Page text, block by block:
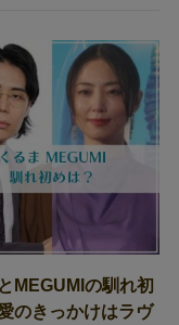
MEGUMIの馴れ初
のきっかけはラヴ